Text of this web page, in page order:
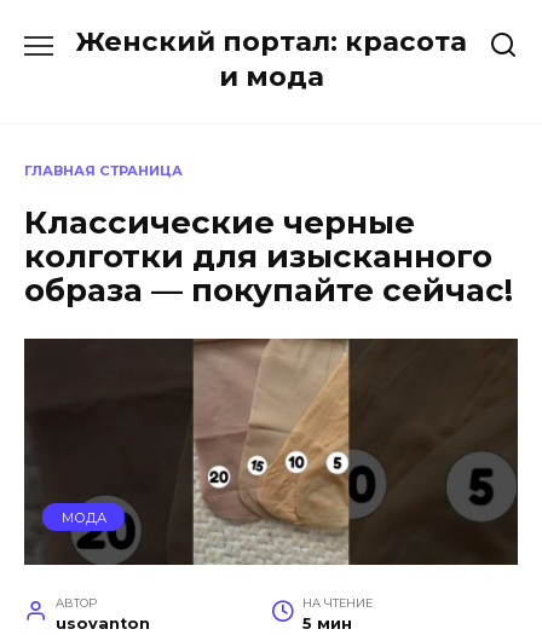
Женский портал: красота
и мода
ГЛАВНАЯ СТРАНИЦА
Классические черные
колготки для изысканного
образа — покупайте сейчас!
МОДА
АВТОР
usovanton
НА ЧТЕНИЕ
5 мин